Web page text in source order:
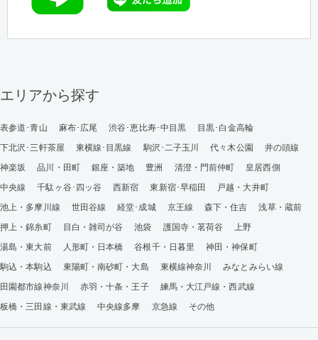
エリアから探す
表参道･青山 麻布･広尾 渋谷･恵比寿･中目黒
目黒･白金高輪
下北沢･三軒茶屋
東横線･目黒線 駒沢･二子玉川 代々木公園
井の頭線
神楽坂
品川・田町 銀座・築地 豊洲 清澄・門前仲町
皇居西側
中央線
千駄ヶ谷･四ッ谷 西新宿 東新宿･早稲田
戸越・大井町
池上・多摩川線
世田谷線 経堂･成城 京王線 森下・住吉
浅草・蔵前
押上・錦糸町
目白・雑司が谷 池袋 護国寺・茗荷谷
上野
湯島・東大前
人形町・日本橋 谷根千・日暮里
神田・神保町
駒込・本駒込
東陽町・南砂町・大島 東横線神奈川
みなとみらい線
田園都市線神奈川
赤羽・十条・王子
練馬・大江戸線・西武線
板橋・三田線・東武線
中央線多摩 京急線 その他